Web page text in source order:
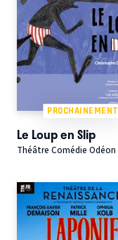
PROCHAINEMENT
Le Loup en Slip
Théâtre Comédie Odéon